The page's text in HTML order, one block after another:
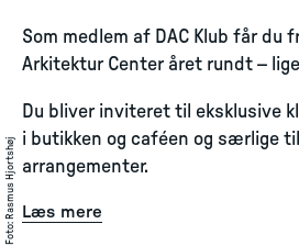
Foto
:
Rasmus Hjortshøj
Som medlem af DAC Klub får du
Arkitektur Center året rundt –
Du bliver inviteret til eksklusive
i butikken og caféen og særlige
arrangementer.
Læs mere